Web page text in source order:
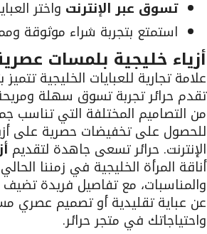
تسوق عبر الإنترنت واختر
استمتع بتجربة شراء موثوقة
أزياء خليجية بلمسات
علامة تجارية للعبايات الخليجية
تقدم حرائر تجربة تسوق سهلة
من التصاميم المختلفة التي تناسب
للحصول على تخفيضات حصرية على
الإنترنت. حرائر تسعى جاهدة لتقديم
أناقة المرأة الخليجية في زمننا
والمناسبات، مع تفاصيل فريدة
عن عباية تقليدية أو تصميم عصري
واحتياجاتك في متجر حرائر.